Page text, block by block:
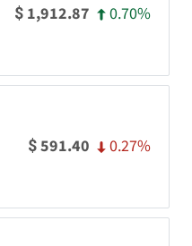
$ 1,912.87 0.70%
$591.40 0.27%